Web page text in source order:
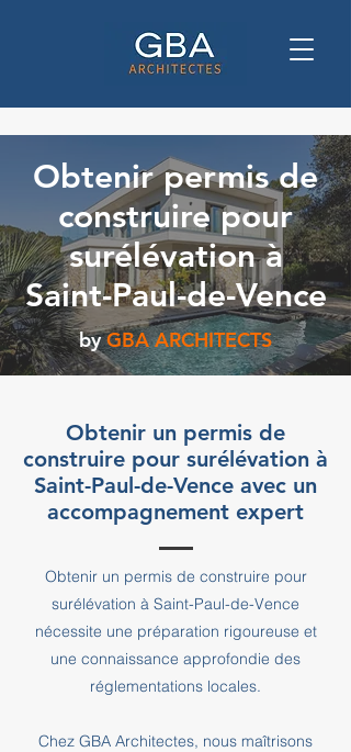
Obtenir permis de
construire pour
surélévation à
Saint-Paul-de-Vence
by GBA ARCHITECTS
Obtenir un permis de
construire pour surélévation à
Saint-Paul-de-Vence avec un
accompagnement expert
Obtenir un permis de construire pour
surélévation à Saint-Paul-de-Vence
nécessite une préparation rigoureuse et
une connaissance approfondie des
réglementations locales.
Chez GBA Architectes, nous maîtrisons